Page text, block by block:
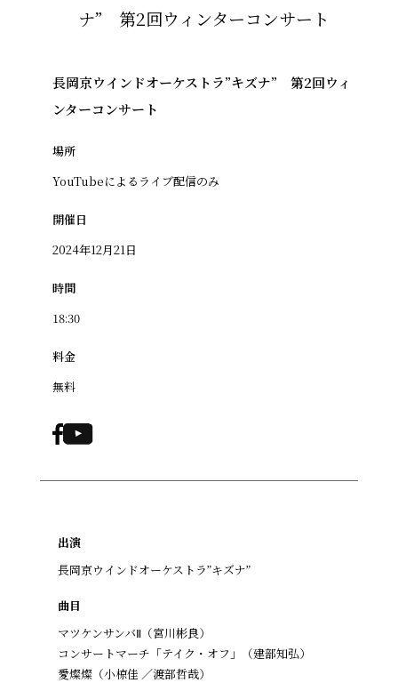
長岡京ウインドオーケストラ”キズナ” ​第2回ウィ
ンターコンサート
場所
YouTubeによるライブ配信のみ
開催日
2024年12月21日
時間
18:30
料金
無料
出演
長岡京ウインドオーケストラ”キズナ” ​
曲目
マツケンサンバⅡ（宮川彬良）
コンサートマーチ「テイク・オフ」（建部知弘）
愛燦燦（小椋佳 ／渡部哲哉）